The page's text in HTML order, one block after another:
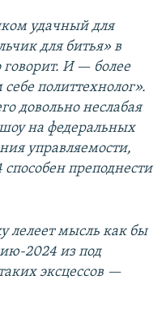
удачный для
для битья» в
И — более
политтехнолог».
довольно неслабая
на федеральных
управляемости,
преподнести
лелеет мысль как бы
2024 из под
эксцессов —